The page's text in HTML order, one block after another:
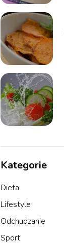
Kategorie
Dieta
Lifestyle
Odchudzanie
Sport